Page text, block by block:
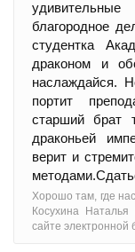
благородное
студентка
драконом и
наслаждайся.
портит
старший брат
драконьей
верит и
Хорошо там, где
Косухина Наталья
сайте электронной